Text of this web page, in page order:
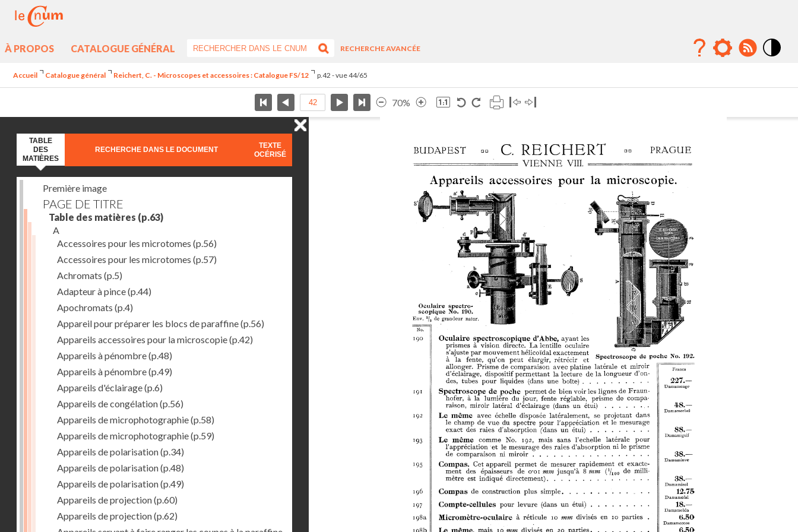
À PROPOS CATALOGUE GÉNÉRAL
RECHERCHE AVANCÉE
Accueil Catalogue général Reichert, C. - Microscopes et accessoires : Catalogue FS/12 p.42 - vue 44/65
70%
TABLE
DES
MATIÈRES
RECHERCHE DANS LE DOCUMENT
TEXTE
OCÉRISÉ
Première image
PAGE DE TITRE
Table des matières (p.63)
A
Accessoires pour les microtomes (p.56)
Accessoires pour les microtomes (p.57)
Achromats (p.5)
Adapteur à pince(p.44)
Apochromats (p.4)
Appareil pour préparer les blocs de paraffine(p.56)
Appareils accessoires pour la microscopie(p.42)
Appareils à pénombre(p.48)
Appareils à pénombre(p.49)
Appareils d'éclairage(p.6)
Appareils de congélation(p.56)
Appareils de microphotographie(p.58)
Appareils de microphotographie(p.59)
Appareils de polarisation(p.34)
Appareils de polarisation(p.48)
Appareils de polarisation(p.49)
Appareils de projection(p.60)
Appareils de projection(p.62)